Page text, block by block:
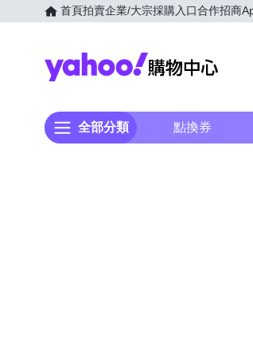
首頁拍賣企業/大宗採購入口合作招商
全部分類 點換券